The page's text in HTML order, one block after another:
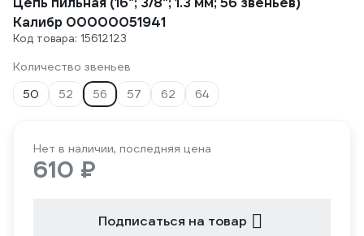
Калибр 00000051941
Код товара: 15612123
Количество звеньев
50
52 56 57 62 64
Нет в наличии, последняя цена
610 ₽
Подписаться на товар